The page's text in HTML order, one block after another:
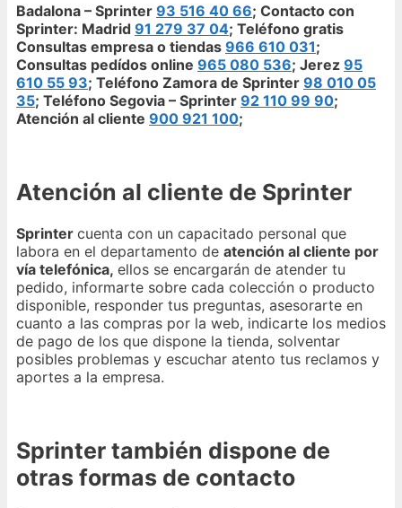
Badalona – Sprinter 93 516 40 66; Contacto con
Sprinter: Madrid 91 279 37 04; Teléfono gratis
Consultas empresa o tiendas 966 610 031;
Consultas pedídos online 965 080 536; Jerez 95
610 55 93; Teléfono Zamora de Sprinter 98 010 05
35; Teléfono Segovia – Sprinter 92 110 99 90;
Atención al cliente 900 921 100;
Atención al cliente de Sprinter
Sprinter cuenta con un capacitado personal que
labora en el departamento de atención al cliente por
vía telefónica, ellos se encargarán de atender tu
pedido, informarte sobre cada colección o producto
disponible, responder tus preguntas, asesorarte en
cuanto a las compras por la web, indicarte los medios
de pago de los que dispone la tienda, solventar
posibles problemas y escuchar atento tus reclamos y
aportes a la empresa.
Sprinter también dispone de
otras formas de contacto